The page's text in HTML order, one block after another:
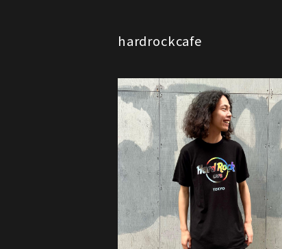
hardrockcafe